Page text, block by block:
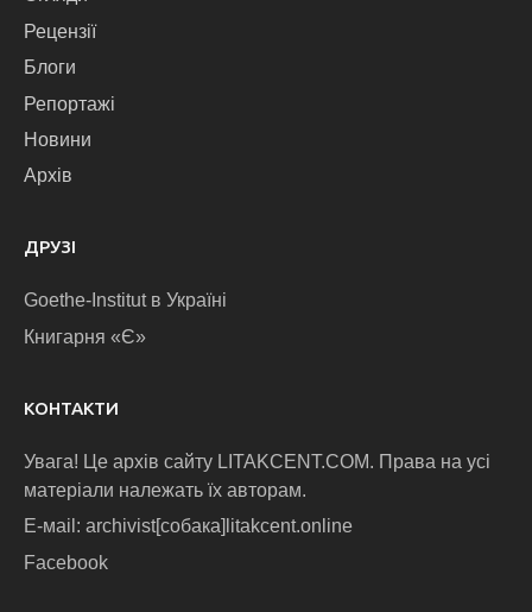
Рецензії
Блоги
Репортажі
Новини
Архів
ДРУЗІ
Goethe-Institut в Україні
Книгарня «Є»
КОНТАКТИ
Увага! Це архів сайту LITAKCENT.COM. Права на усі
матеріали належать їх авторам.
E-маіl: archivist[собака]litakcent.online
Facebook